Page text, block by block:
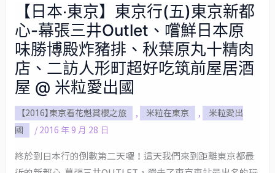
【日本‧東京】東京行(五)東京新都
心-幕張三井Outlet、嚐鮮日本原
味勝博殿炸豬排、秋葉原丸十精肉
店、二訪人形町超好吃筑前屋居酒
屋 @ 米粒愛出國
【2016】東京看花魁賞櫻之旅 , 米粒在東京 ,
米粒愛出
國
/ 2016 年 9 月 28 日
終於到日本行的倒數第二天囉！這天我們來到距離東京都最
【日
本‧
東
京】
東
京
行
(五)